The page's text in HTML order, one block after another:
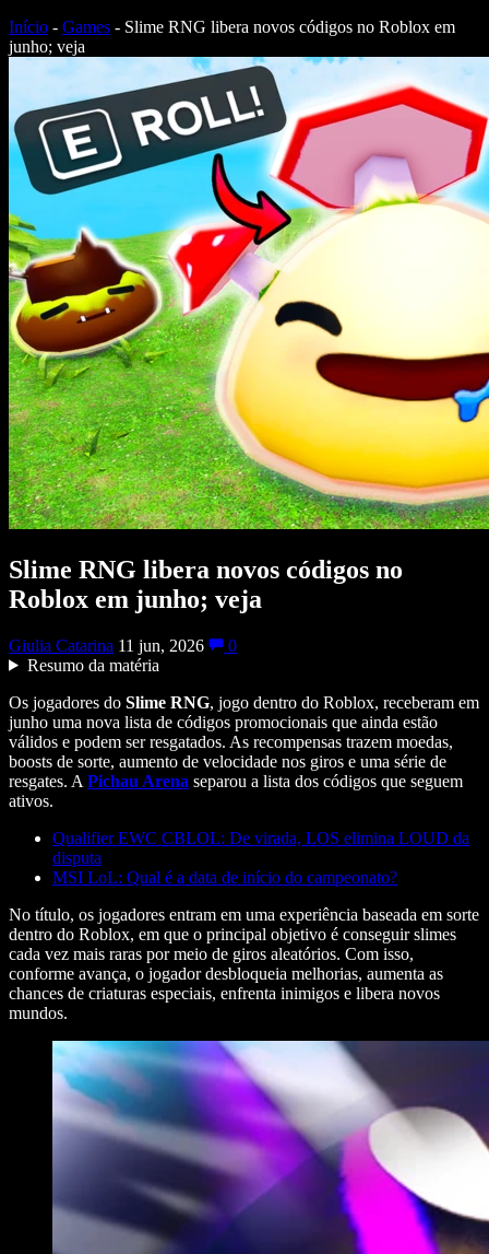
Início - Games - Slime RNG libera novos códigos no Roblox em
junho; veja
Slime RNG libera novos códigos no
Roblox em junho; veja
Giulia Catarina 11 jun, 2026
0
Resumo da matéria
Os jogadores do Slime RNG, jogo dentro do Roblox, receberam em
junho uma nova lista de códigos promocionais que ainda estão
válidos e podem ser resgatados. As recompensas trazem moedas,
boosts de sorte, aumento de velocidade nos giros e uma série de
resgates. A Pichau Arena separou a lista dos códigos que seguem
ativos.
Qualifier EWC CBLOL: De virada, LOS elimina LOUD da
disputa
MSI LoL: Qual é a data de início do campeonato?
No título, os jogadores entram em uma experiência baseada em sorte
dentro do Roblox, em que o principal objetivo é conseguir slimes
cada vez mais raras por meio de giros aleatórios. Com isso,
conforme avança, o jogador desbloqueia melhorias, aumenta as
chances de criaturas especiais, enfrenta inimigos e libera novos
mundos.